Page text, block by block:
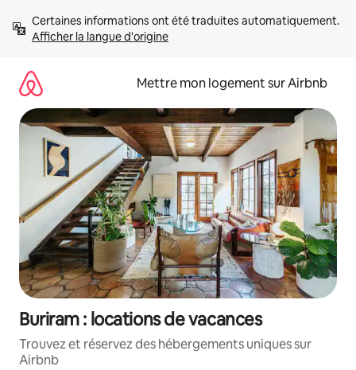
directement
Afficher la langue d'origine
Mettre mon logement sur Airbnb
Buriram : locations de vacances
Trouvez et réservez des hébergements uniques sur
Airbnb